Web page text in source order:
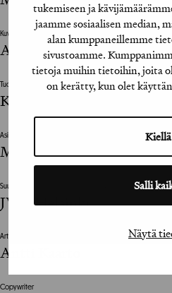
tukemiseen ja
jaamme sosiaalisen median,
alan kumppaneillemme
sivustoamme.
tietoja muihin tietoihin, joita
on kerätty, kun olet
Kiellä
Salli
Näytä
Kuvaaja / Cinematographer
Aleksi Rytkönen
Tuottaja / Producer
Kati Tamminen, Risto
Asiakkaan vastuuhenkilö / Clients Representative
Marleena Bask
Suunnittelutoimisto / Design Agency
JWT Helsinki
Art Director
Antti Kaarto
Copywriter